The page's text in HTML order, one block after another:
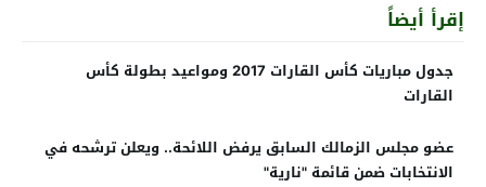
إقرأ أيضاً
جدول مباريات كأس القارات 2017 ومواعيد بطولة كأس
القارات
عضو مجلس الزمالك السابق يرفض اللائحة.. ويعلن ترشحه في
الانتخابات ضمن قائمة "نارية"